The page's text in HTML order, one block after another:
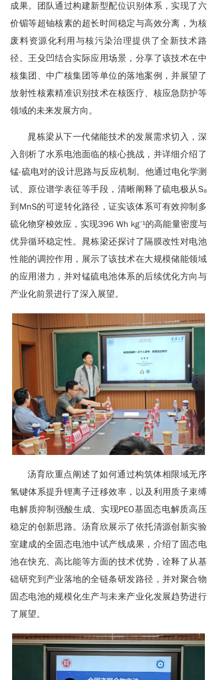
成果。团队通过构建新型配位识别体系，实现了六
价镅等超铀核素的超长时间稳定与高效分离，为核
废料资源化利用与核污染治理提供了全新技术路
径。王殳凹结合实际应用场景，分享了该技术在中
核集团、中广核集团等单位的落地案例，并展望了
放射性核素精准识别技术在核医疗、核应急防护等
领域的未来发展方向。
晁栋梁从下一代储能技术的发展需求切入，深
入剖析了水系电池面临的核心挑战，并详细介绍了
锰-硫电对的设计思路与反应机制。他通过电化学测
试、原位谱学表征等手段，清晰阐释了硫电极从S₈
到MnS的可逆转化路径，证实该体系可有效抑制多
硫化物穿梭效应，实现396 Wh kg⁻¹的高能量密度与
优异循环稳定性。晁栋梁还探讨了隔膜改性对电池
性能的调控作用，展示了该技术在大规模储能领域
的应用潜力，并对锰硫电池体系的后续优化方向与
产业化前景进行了深入展望。
汤育欣重点阐述了如何通过构筑体相限域无序
氢键体系提升锂离子迁移效率，以及利用质子束缚
电解质抑制强酸生成、实现PEO基固态电解质高压
稳定的创新思路。汤育欣展示了依托清源创新实验
室建成的全固态电池中试产线成果，介绍了固态电
池在快充、高比能等方面的技术优势，诠释了从基
础研究到产业落地的全链条研发路径，并对聚合物
固态电池的规模化生产与未来产业化发展趋势进行
了展望。